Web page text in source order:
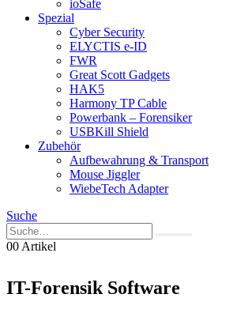
ioSafe
Spezial
Cyber Security
ELYCTIS e-ID
FWR
Great Scott Gadgets
HAK5
Harmony TP Cable
Powerbank – Forensiker
USBKill Shield
Zubehör
Aufbewahrung & Transport
Mouse Jiggler
WiebeTech Adapter
Suche
00 Artikel
IT-Forensik Software